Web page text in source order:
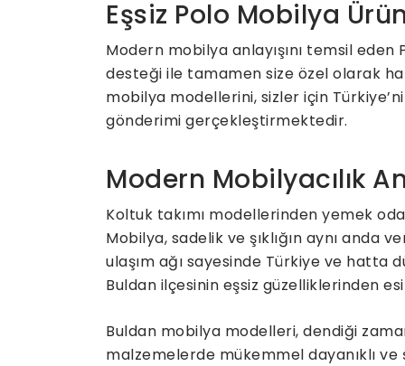
Eşsiz Polo Mobilya
Modern mobilya anlayışını temsil
desteği ile tamamen size özel olarak
mobilya modellerini, sizler için
gönderimi gerçekleştirmektedir.
Modern Mobilyacılık
Koltuk takımı modellerinden yemek
Mobilya, sadelik ve şıklığın aynı
ulaşım ağı sayesinde Türkiye ve hatta
Buldan ilçesinin eşsiz güzelliklerinden
Buldan mobilya modelleri, dendiği
malzemelerde mükemmel dayanıklı